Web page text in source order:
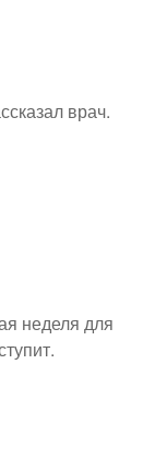
врач.
неделя для